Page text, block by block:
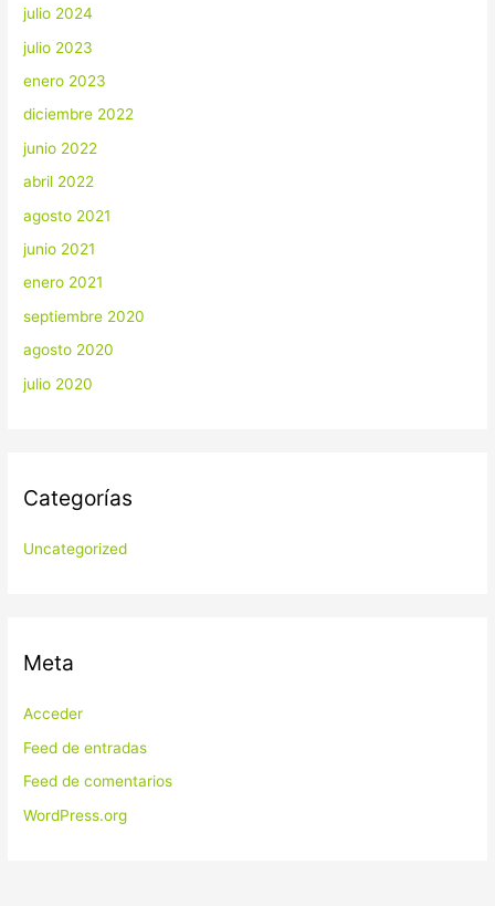
julio 2024
julio 2023
enero 2023
diciembre 2022
junio 2022
abril 2022
agosto 2021
junio 2021
enero 2021
septiembre 2020
agosto 2020
julio 2020
Categorías
Uncategorized
Meta
Acceder
Feed de entradas
Feed de comentarios
WordPress.org